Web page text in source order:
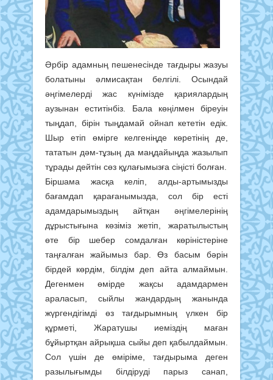
Әрбір адамның пешенесінде тағдыры жазуы
болатыны әлмисақтан белгілі. Осындай
әңгімелерді жас күнімізде қариялардың
аузынан еститінбіз. Бала көңілмен біреуін
тыңдап, бірін тыңдамай ойнап кететін едік.
Шыр етіп өмірге келгеніңде көретінің де,
тататын дәм-тұзың да маңдайыңда жазылып
тұрады дейтін сөз құлағымызға сіңісті болған.
Біршама жасқа келіп, алды-артымызды
бағамдап қарағанымызда, сол бір есті
адамдарымыздың айтқан әңгімелерінің
дұрыстығына көзіміз жетіп, жаратылыстың
өте бір шебер сомдалған көріністеріне
таңғалған жайымыз бар. Өз басым бәрін
бірдей көрдім, білдім деп айта алмаймын.
Дегенмен өмірде жақсы адамдармен
араласып, сыйлы жандардың жанында
жүргендігімді өз тағдырымның үлкен бір
құрметі, Жаратушы иеміздің маған
бұйыртқан айрықша сыйы деп қабылдаймын.
Сол үшін де өміріме, тағдырыма деген
разылығымды білдіруді парыз санап,